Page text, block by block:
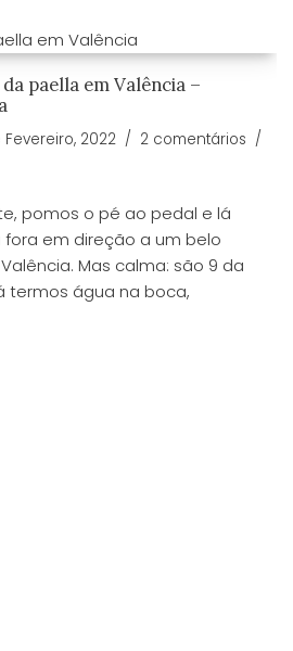
paella em Valência –
Fevereiro, 2022
2 comentários
pomos o pé ao pedal e lá
em direção a um belo
Mas calma: são 9 da
termos água na boca,